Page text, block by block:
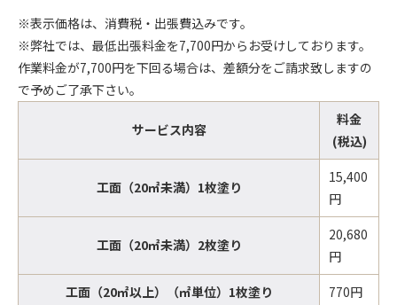
※表示価格は、消費税・出張費込みです。
※弊社では、最低出張料金を7,700円からお受けしております。
作業料金が7,700円を下回る場合は、差額分をご請求致しますの
で予めご了承下さい。
サービス内容
料金
(税込)
工面（20㎡未満）1枚塗り
15,400
円
工面（20㎡未満）2枚塗り
20,680
円
工面（20㎡以上）（㎡単位）1枚塗り
770円